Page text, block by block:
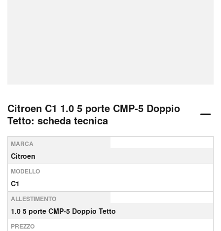
Citroen C1 1.0 5 porte CMP-5 Doppio
Tetto: scheda tecnica
MARCA
Citroen
MODELLO
C1
ALLESTIMENTO
1.0 5 porte CMP-5 Doppio Tetto
PREZZO